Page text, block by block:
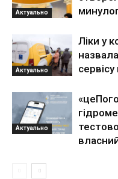
Актуально
Актуально
Ліки у
сервісу
Актуально